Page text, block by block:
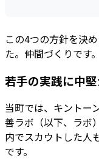
この4つの方針を決
た。仲間づくりです。
若手の実践に中
当町では、キントー
善ラボ（以下、ラボ
内でスカウトした人
です。